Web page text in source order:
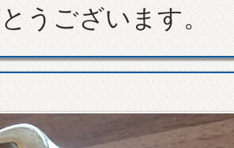
うございます。